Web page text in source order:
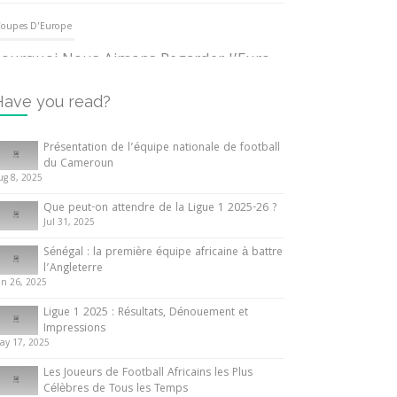
D'Europe
Nous Aimons Regarder l’Euro
June 2024
Internationales
ce que vous devez savoir sur la
d’Afrique des Nations
10 May 2024
Internationales
de l’équipe nationale de
football du Cameroun
2025
you read?
Présentation de l’équipe nationale de football
du Cameroun
8, 2025
Que peut-on attendre de la Ligue 1 2025-26 ?
Jul 31, 2025
Sénégal : la première équipe africaine à battre
l’Angleterre
26, 2025
Ligue 1 2025 : Résultats, Dénouement et
Impressions
17, 2025
Les Joueurs de Football Africains les Plus
Célèbres de Tous les Temps